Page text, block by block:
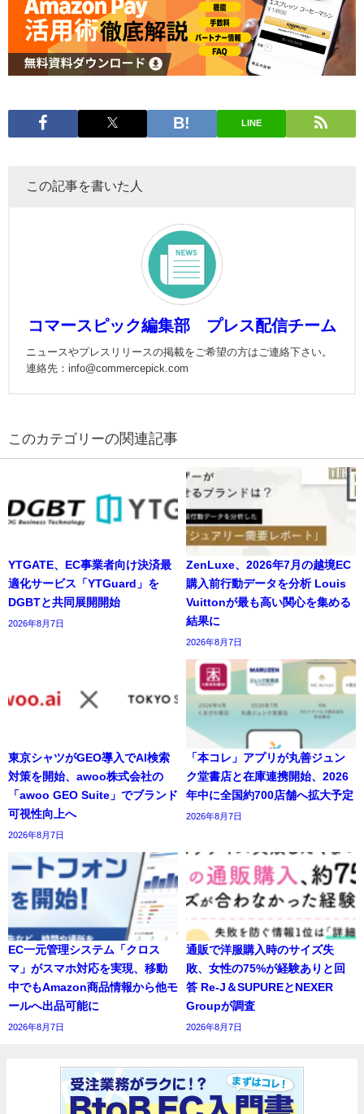
LINE
この記事を書いた人
コマースピック編集部 プレス配信チーム
ニュースやプレスリリースの掲載をご希望の方はご連絡下さい。
連絡先：info@commercepick.com
の関連記事
YTGATE、EC事業者向け決済最
適化サービス「YTGuard」を
DGBTと共同展開開始
2026年8月7日
ZenLuxe、2026年7月の越境EC
購入前行動データを分析 Louis
Vuittonが最も高い関心を集める
結果に
2026年8月7日
東京シャツがGEO導入でAI検索
対策を開始、awoo株式会社の
「awoo GEO Suite」でブランド
可視性向上へ
2026年8月7日
「本コレ」アプリが丸善ジュン
ク堂書店と在庫連携開始、2026
年中に全国約700店舗へ拡大予定
2026年8月7日
EC一元管理システム「クロス
マ」がスマホ対応を実現、移動
中でもAmazon商品情報から他モ
ールへ出品可能に
2026年8月7日
通販で洋服購入時のサイズ失
敗、女性の75%が経験ありと回
答 Re-J＆SUPUREとNEXER
Groupが調査
2026年8月7日